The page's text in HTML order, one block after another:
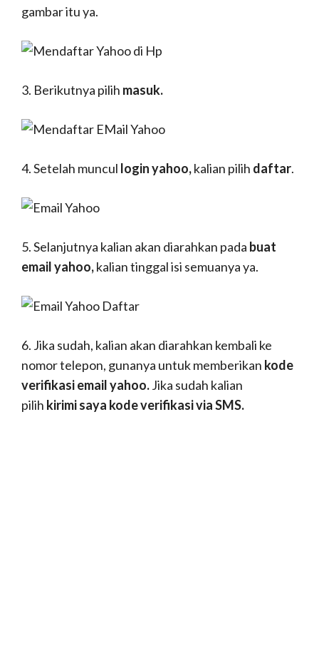
gambar itu ya.
3. Berikutnya pilih masuk.
4. Setelah muncul login yahoo,kalian pilih daftar.
5. Selanjutnya kalian akan diarahkan pada buat
email yahoo,kalian tinggal isi semuanya ya.
6. Jika sudah, kalian akan diarahkan kembali ke
nomor telepon, gunanya untuk memberikan kode
verifikasi email yahoo.Jika sudah kalian
pilih kirimi saya kode verifikasi via SMS.